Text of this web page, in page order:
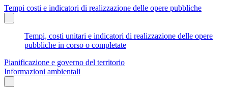
Tempi costi e indicatori di realizzazione delle opere pubbliche
Tempi, costi unitari e indicatori di realizzazione delle opere
pubbliche in corso o completate
Pianificazione e governo del territorio
Informazioni ambientali